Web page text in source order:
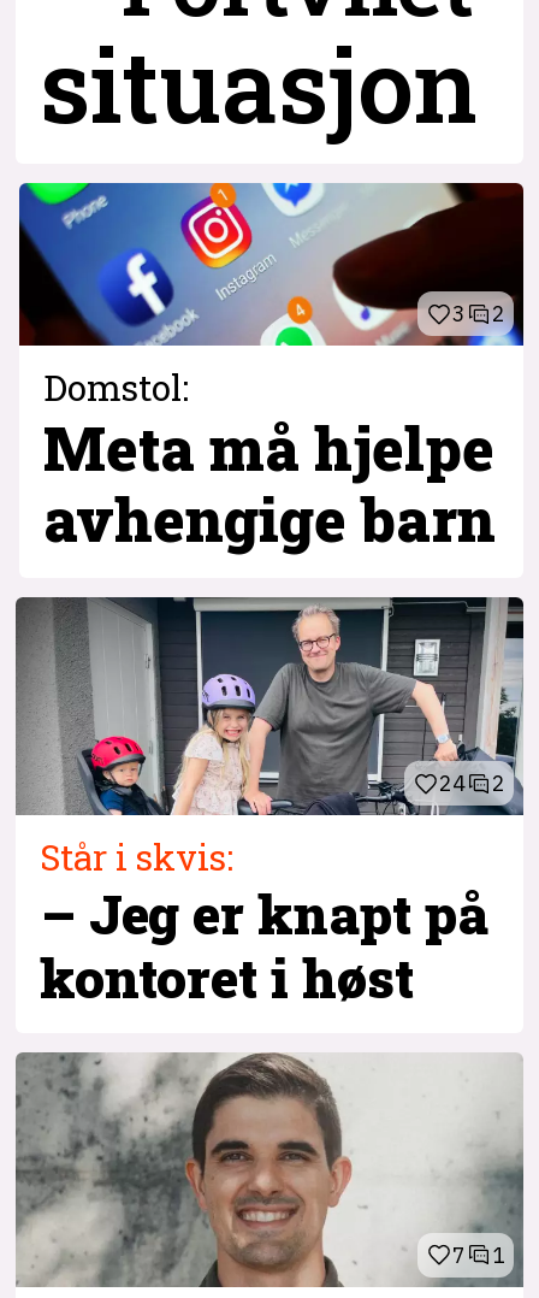
situasjon
3 2
Domstol:
Meta må hjelpe
avhengige barn
24 2
Står i skvis:
– Jeg er knapt på
kontoret i høst
7 1